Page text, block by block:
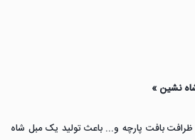
نشین »
ظرافت بافت پارچه و... باعث تولید یک مبل شاه